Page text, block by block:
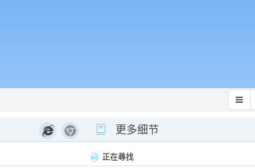
更多细节
正在尋找